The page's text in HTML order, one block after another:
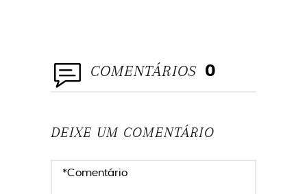
COMENTÁRIOS 0
DEIXE UM COMENTÁRIO